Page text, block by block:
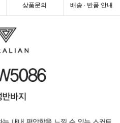
상품문의 배송 · 반품 안내